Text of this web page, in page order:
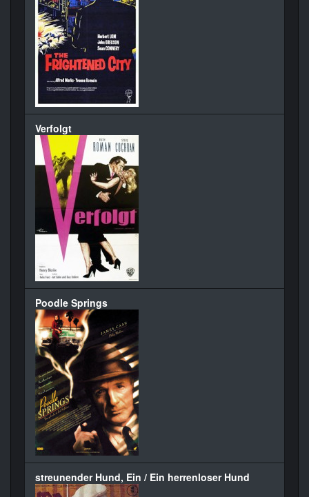
Verfolgt
Poodle Springs
streunender Hund, Ein / Ein herrenloser Hund